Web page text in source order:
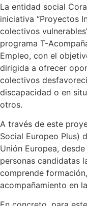
La entidad social
iniciativa “Proyectos
colectivos
programa T-
Empleo, con el
dirigida a ofrecer
colectivos
discapacidad o en
otros.
A través de este
Social Europeo Plus)
Unión Europea,
personas candidatas
comprende
acompañamiento en